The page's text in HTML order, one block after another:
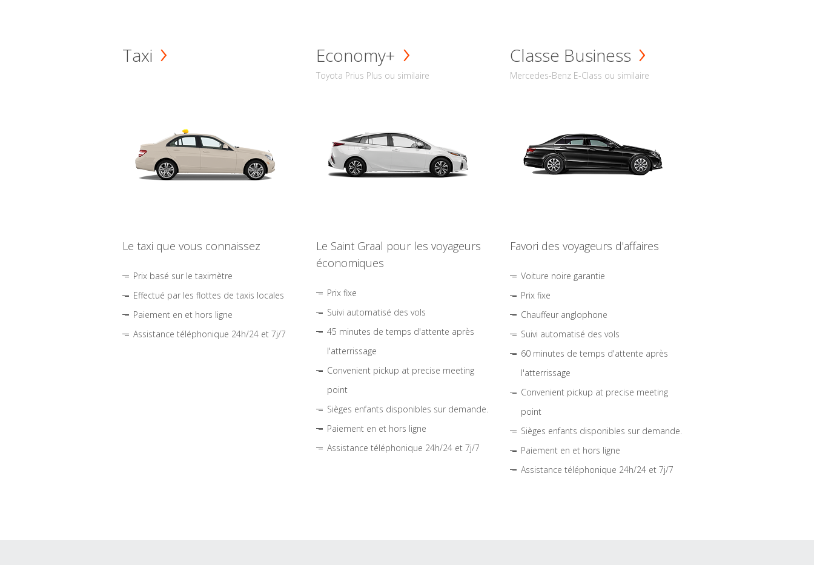
Taxi
Le taxi que vous connaissez
Prix basé sur le taximètre
Effectué par les flottes de taxis locales
Paiement en et hors ligne
Assistance téléphonique 24h/24 et 7j/7
Economy+
Toyota Prius Plus ou similaire
Le Saint Graal pour les voyageurs
économiques
Prix fixe
Suivi automatisé des vols
45 minutes de temps d'attente après
l'atterrissage
Convenient pickup at precise meeting
point
Sièges enfants disponibles sur demande.
Paiement en et hors ligne
Assistance téléphonique 24h/24 et 7j/7
Classe Business
Mercedes-Benz E-Class ou similaire
Favori des voyageurs d'affaires
Voiture noire garantie
Prix fixe
Chauffeur anglophone
Suivi automatisé des vols
60 minutes de temps d'attente après
l'atterrissage
Convenient pickup at precise meeting
point
Sièges enfants disponibles sur demande.
Paiement en et hors ligne
Assistance téléphonique 24h/24 et 7j/7